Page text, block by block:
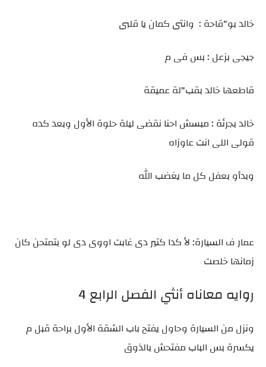
خالد بو"قاحة : وانتى كمان يا قلبى
جيجى بزعل : بس فى م
قاطعها خالد بقب"لة عميقة
خالد بجرئة : مبسش احنا نقضى ليلة حلوة الأول وبعد كده
قولى اللى انت عاوزاه
وبدأو بعفل كل ما يغضب الله
عمار ف السيارة: لأ كدا كتير دى غابت اووى دى لو بتمتحن كان
زمانها خلصت
روايه معاناه أنثي الفصل الرابع 4
ونزل من السيارة وحاول يفتح باب الشقة الأول براحة قبل م
يكسرة بس الباب مفتحش بالذوق